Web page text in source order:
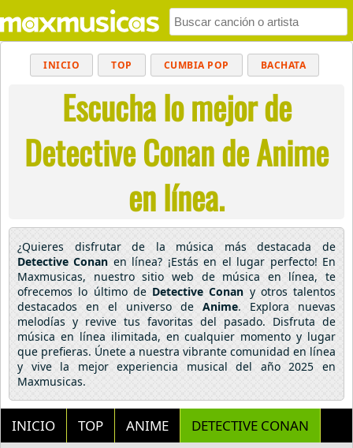
INICIO TOP CUMBIA POP BACHATA
POP MUSICA CRISTIANA REGGAETON
BALADAS ALTERNATIVO ELECTRÓNICA
CUMBIAS
Escucha lo mejor de
Detective Conan de Anime
en línea.
¿Quieres disfrutar de la música más destacada de
Detective Conan en línea? ¡Estás en el lugar perfecto! En
Maxmusicas, nuestro sitio web de música en línea, te
ofrecemos lo último de Detective Conan y otros talentos
destacados en el universo de Anime. Explora nuevas
melodías y revive tus favoritas del pasado. Disfruta de
música en línea ilimitada, en cualquier momento y lugar
que prefieras. Únete a nuestra vibrante comunidad en línea
y vive la mejor experiencia musical del año 2025 en
Maxmusicas.
INICIO TOP ANIME DETECTIVE CONAN